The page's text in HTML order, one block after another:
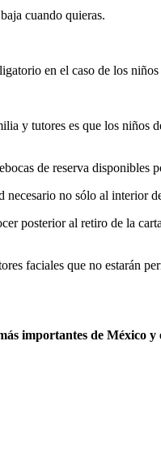
cuando quieras.
en el caso de los
y tutores es que los
de reserva
no sólo al interior
posterior al retiro de la
faciales que no estarán
importantes de México